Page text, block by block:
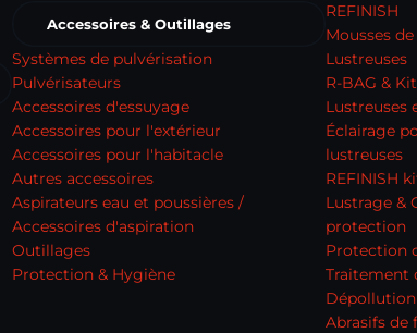
Accessoires & Outillages
Systèmes de pulvérisation
Pulvérisateurs
Accessoires d'essuyage
Accessoires pour l'extérieur
Accessoires pour l'habitacle
Autres accessoires
Aspirateurs eau et poussières /
Accessoires d'aspiration
Outillages
Protection & Hygiène
REFINISH
Mousses
Lustreuses
R-BAG &
Lustreuses
Éclairage
lustreuses
REFINISH
Lustrage &
protection
Protection
Traitement
Abrasifs de